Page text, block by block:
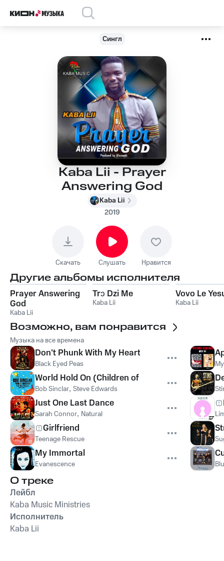
Сингл
Kaba Lii - Prayer
Answering God
Kaba Lii
2019
Скачать Слушать Нравится
Другие альбомы исполнителя
Prayer Answering
God
Kaba Lii
Trɔ Dzi Me
Kaba Lii
Vovo Le
Kaba Lii
Возможно, вам понравится
Музыка на все времена
Don't Phunk With My Heart
Black Eyed Peas
World Hold On (Children of the Sky)
Bob Sinclar, Steve Edwards
Just One Last Dance
Sarah Connor, Natural
Girlfriend
Teenage Rescue
My Immortal
Evanescence
О треке
Лейбл
Kaba Music Ministries
Исполнитель
Kaba Lii